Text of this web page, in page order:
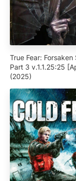
True Fear: Forsaken
Part 3 v.1.1.25:25
(2025)